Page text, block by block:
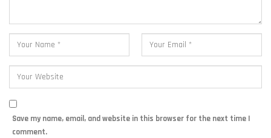
Save my name, email, and website in this browser for the next time I
comment.